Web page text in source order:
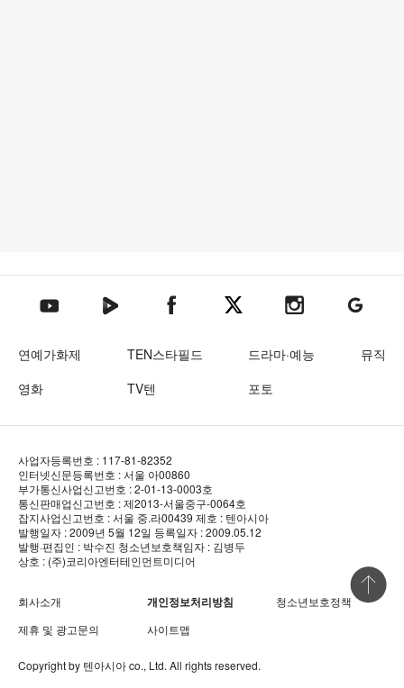
텐아시아 유튜브텐아시아 네이버TV텐아시아 페이스북텐아시아 엑스텐아시아 인스타그램
텐아시아
연예가화제 TEN스타필드 드라마·예능
뮤직
영화
TV텐 포토
사업자등록번호 : 117-81-82352
인터넷신문등록번호 : 서울 아00860
부가통신사업신고번호 : 2-01-13-0003호
통신판매업신고번호 : 제2013-서울중구-0064호
잡지사업신고번호 : 서울 중.라00439 제호 : 텐아시아
발행일자 : 2009년 5월 12일 등록일자 : 2009.05.12
발행·편집인 : 박수진 청소년보호책임자 : 김병두
상호 : (주)코리아엔터테인먼트미디어
회사소개 개인정보처리방침
청소년보호정책
제휴 및 광고문의
사이트맵
Copyright by 텐아시아co., Ltd. All rights reserved.
상단 바로